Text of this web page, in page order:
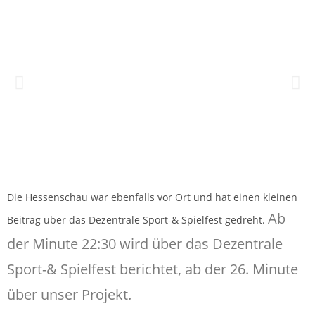
Die Hessenschau war ebenfalls vor Ort und hat einen kleinen
Beitrag über das Dezentrale Sport-& Spielfest gedreht. Ab
der Minute 22:30 wird über das Dezentrale
Sport-& Spielfest berichtet, ab der 26. Minute
über unser Projekt.